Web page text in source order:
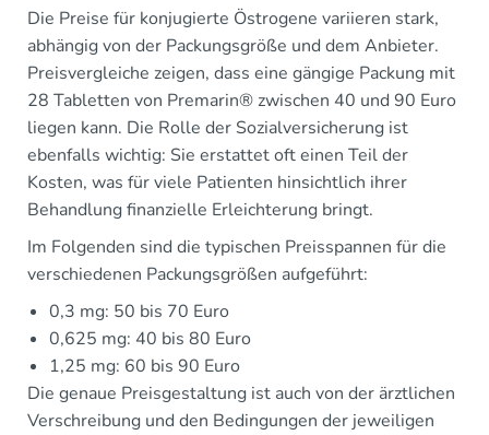
Die Preise für konjugierte Östrogene variieren stark,
abhängig von der Packungsgröße und dem Anbieter.
Preisvergleiche zeigen, dass eine gängige Packung mit
28 Tabletten von Premarin® zwischen 40 und 90 Euro
liegen kann. Die Rolle der Sozialversicherung ist
ebenfalls wichtig: Sie erstattet oft einen Teil der
Kosten, was für viele Patienten hinsichtlich ihrer
Behandlung finanzielle Erleichterung bringt.
Im Folgenden sind die typischen Preisspannen für die
verschiedenen Packungsgrößen aufgeführt:
0,3 mg: 50 bis 70 Euro
0,625 mg: 40 bis 80 Euro
1,25 mg: 60 bis 90 Euro
Die genaue Preisgestaltung ist auch von der ärztlichen
Verschreibung und den Bedingungen der jeweiligen